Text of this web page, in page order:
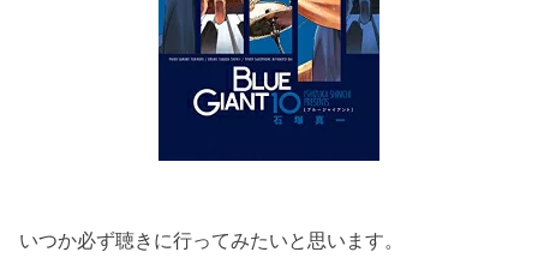
いつか必ず聴きに行ってみたいと思います。